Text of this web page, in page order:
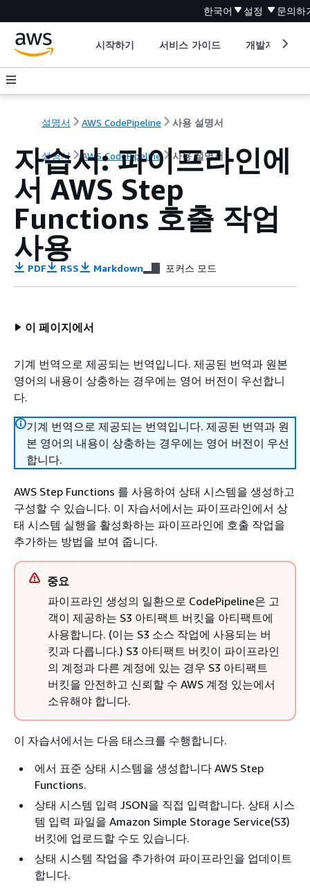
한국어 설정 문의하
시작하기 서비스 가이드 개발자 도구
설명서 AWS CodePipeline 사용 설명서
설명서 AWS CodePipeline 사용 설명서
자습서: 파이프라인에
서 AWS Step
Functions 호출 작업
사용
PDF RSS Markdown 포커스 모드
이 페이지에서
기계 번역으로 제공되는 번역입니다. 제공된 번역과 원본
영어의 내용이 상충하는 경우에는 영어 버전이 우선합니
다.
기계 번역으로 제공되는 번역입니다. 제공된 번역과 원
본 영어의 내용이 상충하는 경우에는 영어 버전이 우선
합니다.
AWS Step Functions 를 사용하여 상태 시스템을 생성하고
구성할 수 있습니다. 이 자습서에서는 파이프라인에서 상
태 시스템 실행을 활성화하는 파이프라인에 호출 작업을
추가하는 방법을 보여 줍니다.
중요
파이프라인 생성의 일환으로 CodePipeline은 고
객이 제공하는 S3 아티팩트 버킷을 아티팩트에
사용합니다. (이는 S3 소스 작업에 사용되는 버
킷과 다릅니다.) S3 아티팩트 버킷이 파이프라인
의 계정과 다른 계정에 있는 경우 S3 아티팩트
버킷을 안전하고 신뢰할 수 AWS 계정 있는에서
소유해야 합니다.
이 자습서에서는 다음 태스크를 수행합니다.
에서 표준 상태 시스템을 생성합니다 AWS Step
Functions.
상태 시스템 입력 JSON을 직접 입력합니다. 상태 시스
템 입력 파일을 Amazon Simple Storage Service(S3)
버킷에 업로드할 수도 있습니다.
상태 시스템 작업을 추가하여 파이프라인을 업데이트
합니다.